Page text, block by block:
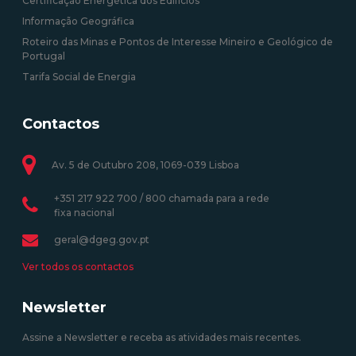
Informação Geográfica
Roteiro das Minas e Pontos de Interesse Mineiro e Geológico de
Portugal
Tarifa Social de Energia
Contactos
Av. 5 de Outubro 208, 1069-039 Lisboa
+351 217 922 700 / 800 chamada para a rede
fixa nacional
geral@dgeg.gov.pt
Ver todos os contactos
Newsletter
Assine a Newsletter e receba as atividades mais recentes.